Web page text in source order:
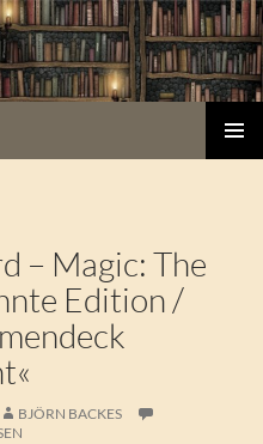
– Magic: The
Edition /
BJÖRN BACKES